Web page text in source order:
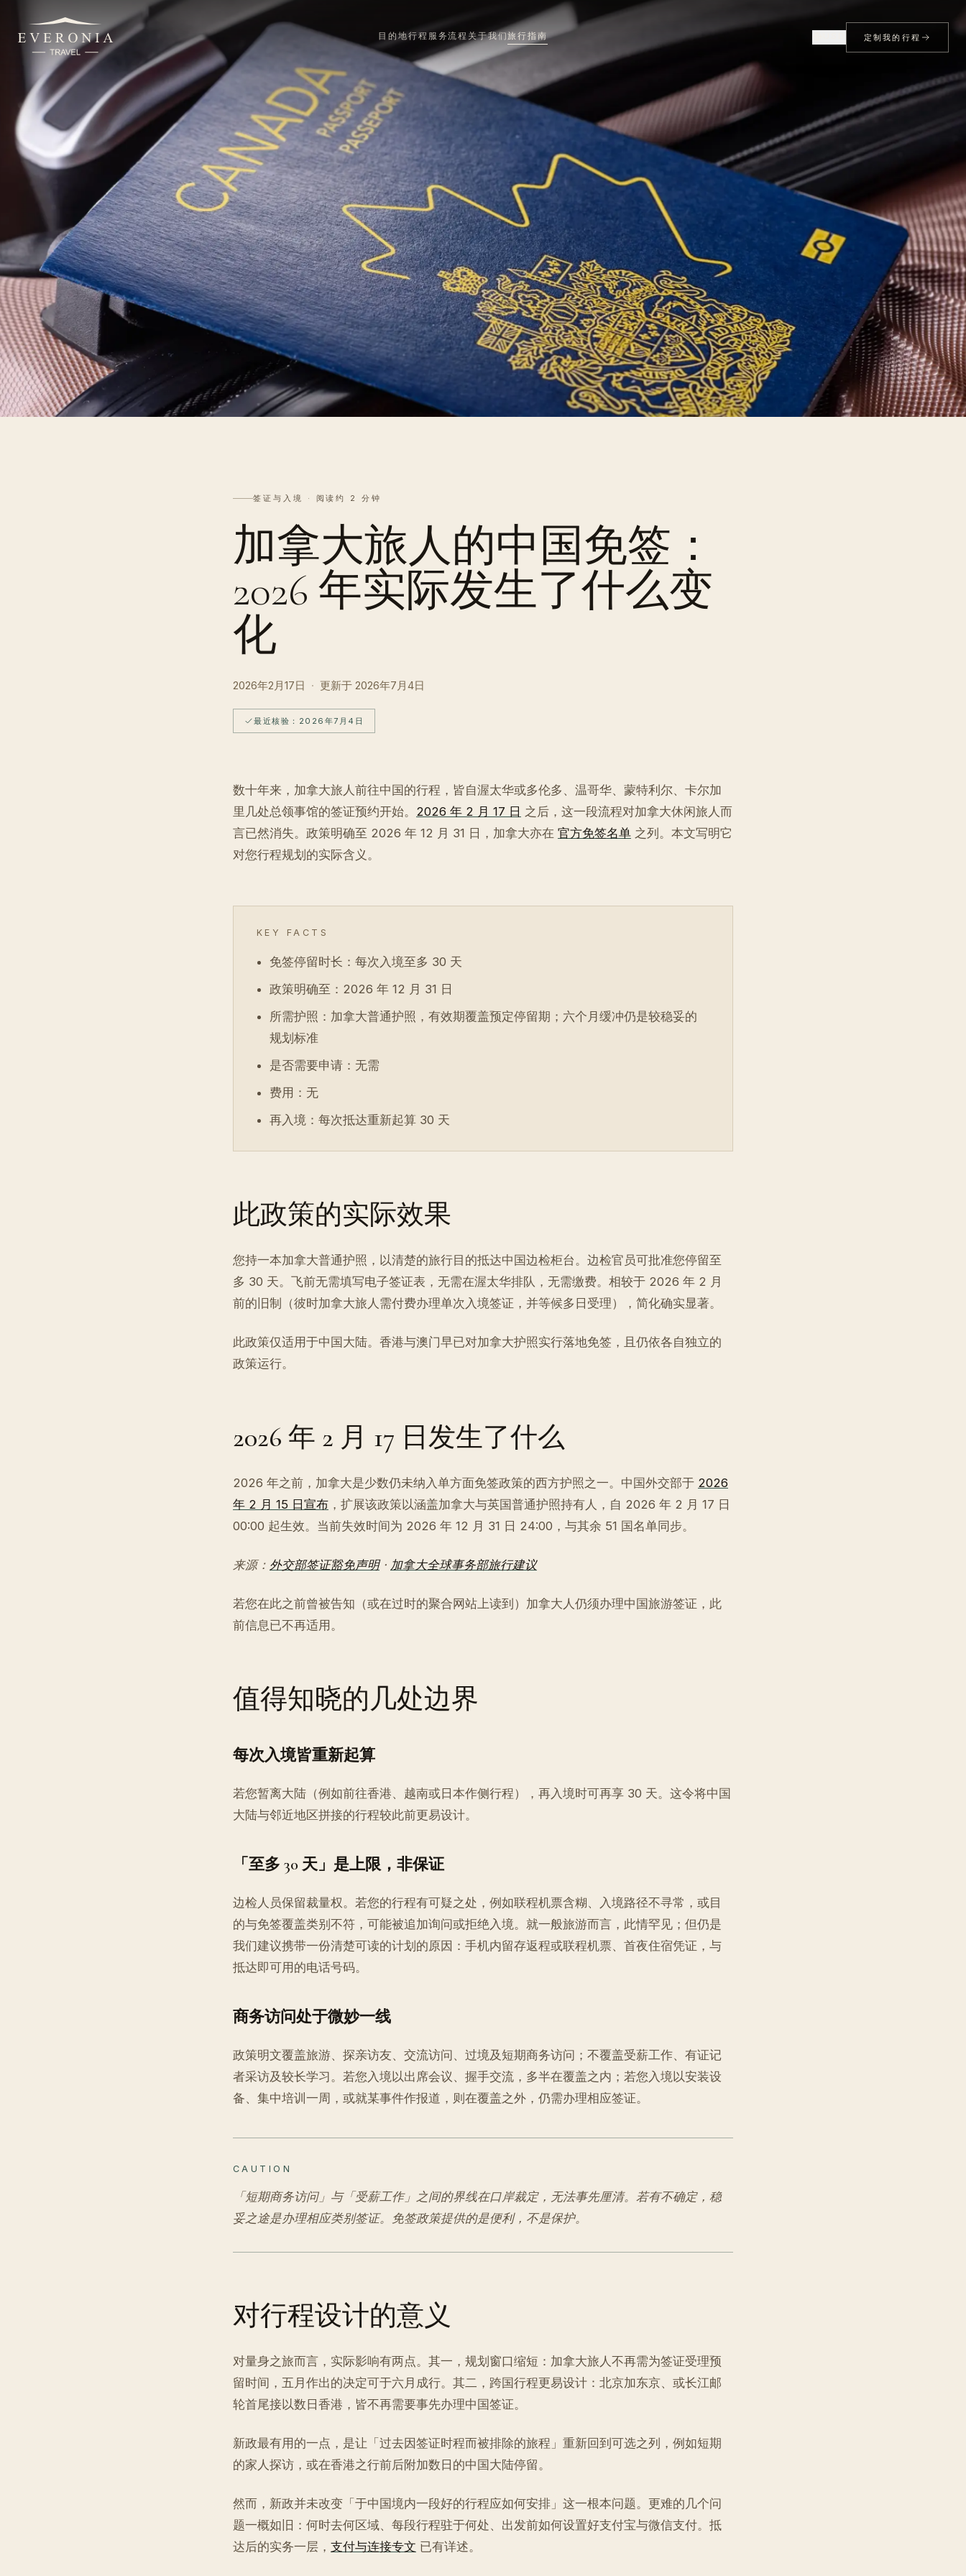
目的地行程 服务流程 关于我们旅行指南 定制我的行程
签证与入境 · 阅读约 2 分钟
加拿大旅人的中国免签：
2026 年实际发生了什么变
化
2026年2月17日 · 更新于 2026年7月4日
最近核验：2026年7月4日
数十年来，加拿大旅人前往中国的行程，皆自渥太华或多伦多、温哥华、蒙特利尔、卡尔加
里几处总领事馆的签证预约开始。 2026 年 2 月 17 日 之后，这一段流程对加拿大休闲旅人而
言已然消失。政策明确至 2026 年 12 月 31 日，加拿大亦在 官方免签名单 之列。本文写明它
对您行程规划的实际含义。
KEY FACTS
免签停留时长：每次入境至多 30 天
政策明确至：2026 年 12 月 31 日
所需护照：加拿大普通护照，有效期覆盖预定停留期；六个月缓冲仍是较稳妥的
规划标准
是否需要申请：无需
费用：无
再入境：每次抵达重新起算 30 天
此政策的实际效果
您持一本加拿大普通护照，以清楚的旅行目的抵达中国边检柜台。边检官员可批准您停留至
多 30 天。飞前无需填写电子签证表，无需在渥太华排队，无需缴费。相较于 2026 年 2 月
前的旧制（彼时加拿大旅人需付费办理单次入境签证，并等候多日受理），简化确实显著。
此政策仅适用于中国大陆。香港与澳门早已对加拿大护照实行落地免签，且仍依各自独立的
政策运行。
2026 年 2 月 17 日发生了什么
2026 年之前，加拿大是少数仍未纳入单方面免签政策的西方护照之一。中国外交部于 2026
年 2 月 15 日宣布 ，扩展该政策以涵盖加拿大与英国普通护照持有人，自 2026 年 2 月 17 日
00:00 起生效。当前失效时间为 2026 年 12 月 31 日 24:00，与其余 51 国名单同步。
来源： 外交部签证豁免声明· 加拿大全球事务部旅行建议
若您在此之前曾被告知（或在过时的聚合网站上读到）加拿大人仍须办理中国旅游签证，此
前信息已不再适用。
值得知晓的几处边界
每次入境皆重新起算
若您暂离大陆（例如前往香港、越南或日本作侧行程），再入境时可再享 30 天。这令将中国
大陆与邻近地区拼接的行程较此前更易设计。
「至多 30 天」是上限，非保证
边检人员保留裁量权。若您的行程有可疑之处，例如联程机票含糊、入境路径不寻常，或目
的与免签覆盖类别不符，可能被追加询问或拒绝入境。就一般旅游而言，此情罕见；但仍是
我们建议携带一份清楚可读的计划的原因：手机内留存返程或联程机票、首夜住宿凭证，与
抵达即可用的电话号码。
商务访问处于微妙一线
政策明文覆盖旅游、探亲访友、交流访问、过境及短期商务访问；不覆盖受薪工作、有证记
者采访及较长学习。若您入境以出席会议、握手交流，多半在覆盖之内；若您入境以安装设
备、集中培训一周，或就某事件作报道，则在覆盖之外，仍需办理相应签证。
CAUTION
「短期商务访问」与「受薪工作」之间的界线在口岸裁定，无法事先厘清。若有不确定，稳
妥之途是办理相应类别签证。免签政策提供的是便利，不是保护。
对行程设计的意义
对量身之旅而言，实际影响有两点。其一，规划窗口缩短：加拿大旅人不再需为签证受理预
留时间，五月作出的决定可于六月成行。其二，跨国行程更易设计：北京加东京、或长江邮
轮首尾接以数日香港，皆不再需要事先办理中国签证。
新政最有用的一点，是让「过去因签证时程而被排除的旅程」重新回到可选之列，例如短期
的家人探访，或在香港之行前后附加数日的中国大陆停留。
然而，新政并未改变「于中国境内一段好的行程应如何安排」这一根本问题。更难的几个问
题一概如旧：何时去何区域、每段行程驻于何处、出发前如何设置好支付宝与微信支付。抵
达后的实务一层， 支付与连接专文 已有详述。